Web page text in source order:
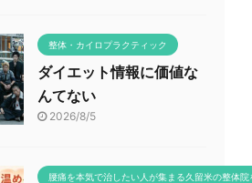
整体・カイロプラクティック
ダイエット情報に価値な
んてない
2026/8/5
腰痛を本気で治したい人が集まる久留米の整体院